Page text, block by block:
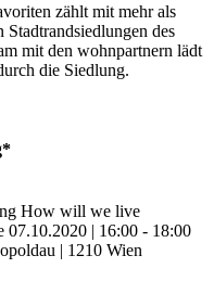
zählt mit mehr als
des
mit den wohnpartnern lädt
die Siedlung.
How will we live
07.10.2020 | 16:00 - 18:00
| 1210 Wien